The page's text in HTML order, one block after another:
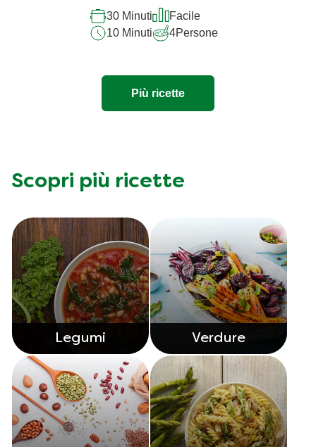
30 Minuti
Facile
10 Minuti
4Persone
Più ricette
Scopri più ricette
Legumi Verdure